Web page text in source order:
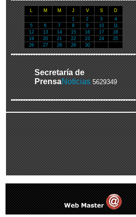
L M M J V S
D
1
2 3
4
5
6 7 8 9 10
11
12
13 14 15 16 17
18
19
20 21 22 23 24
25
26
27 28 29 30
Secretaría de
PrensaNoticias 5629349